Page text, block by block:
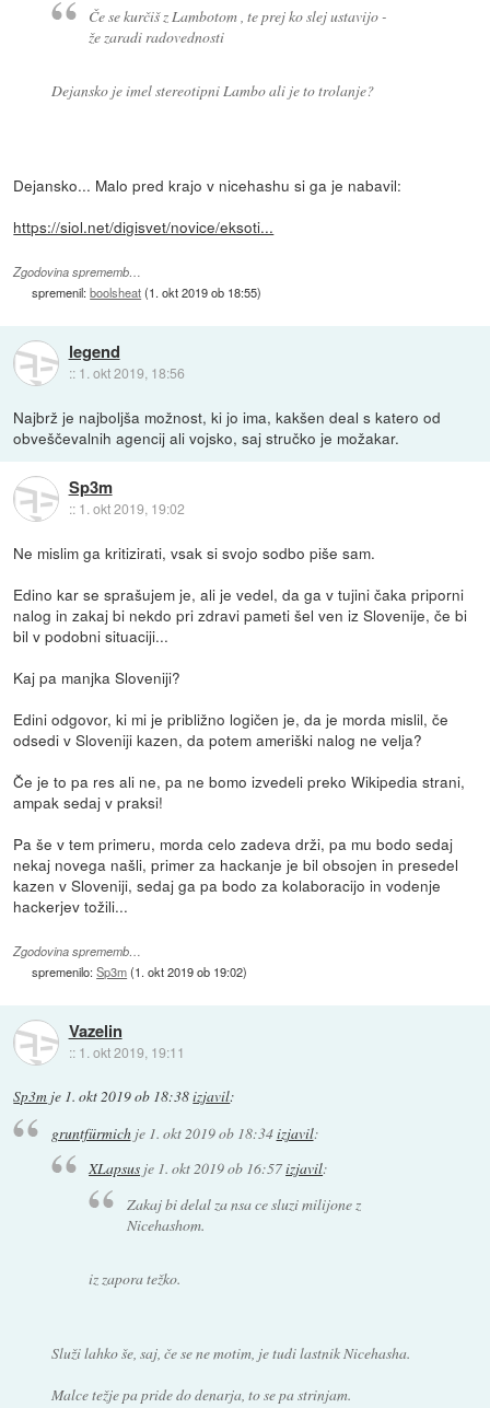
Če se kurčiš z Lambotom , te prej ko slej ustavijo -
že zaradi radovednosti
Dejansko je imel stereotipni Lambo ali je to trolanje?
Dejansko... Malo pred krajo v nicehashu si ga je nabavil:
https://siol.net/digisvet/novice/eksoti...
Zgodovina sprememb…
spremenil:boolsheat(1. okt 2019 ob 18:55)
legend
:: 1. okt 2019, 18:56
Najbrž je najboljša možnost, ki jo ima, kakšen deal s katero od
obveščevalnih agencij ali vojsko, saj stručko je možakar.
Sp3m
:: 1. okt 2019, 19:02
Ne mislim ga kritizirati, vsak si svojo sodbo piše sam.
Edino kar se sprašujem je, ali je vedel, da ga v tujini čaka priporni
nalog in zakaj bi nekdo pri zdravi pameti šel ven iz Slovenije, če bi
bil v podobni situaciji...
Kaj pa manjka Sloveniji?
Edini odgovor, ki mi je približno logičen je, da je morda mislil, če
odsedi v Sloveniji kazen, da potem ameriški nalog ne velja?
Če je to pa res ali ne, pa ne bomo izvedeli preko Wikipedia strani,
ampak sedaj v praksi!
Pa še v tem primeru, morda celo zadeva drži, pa mu bodo sedaj
nekaj novega našli, primer za hackanje je bil obsojen in presedel
kazen v Sloveniji, sedaj ga pa bodo za kolaboracijo in vodenje
hackerjev tožili...
Zgodovina sprememb…
spremenilo:Sp3m(1. okt 2019 ob 19:02)
Vazelin
:: 1. okt 2019, 19:11
Sp3m je 1. okt 2019 ob 18:38izjavil:
gruntfürmichje 1. okt 2019 ob 18:34izjavil:
XLapsus je 1. okt 2019 ob 16:57izjavil:
Zakaj bi delal za nsa ce sluzi milijone z
Nicehashom.
iz zapora težko.
Služi lahko še, saj, če se ne motim, je tudi lastnik Nicehasha.
Malce težje pa pride do denarja, to se pa strinjam.